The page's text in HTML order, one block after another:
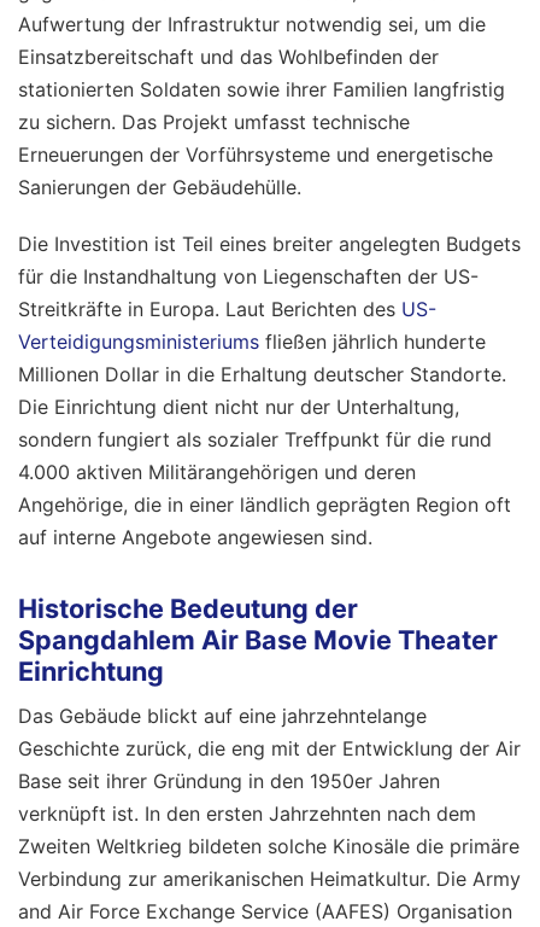
Aufwertung der Infrastruktur notwendig sei, um die
Einsatzbereitschaft und das Wohlbefinden der
stationierten Soldaten sowie ihrer Familien langfristig
zu sichern. Das Projekt umfasst technische
Erneuerungen der Vorführsysteme und energetische
Sanierungen der Gebäudehülle.
Die Investition ist Teil eines breiter angelegten Budgets
für die Instandhaltung von Liegenschaften der US-
Streitkräfte in Europa. Laut Berichten des US-
Verteidigungsministeriums fließen jährlich hunderte
Millionen Dollar in die Erhaltung deutscher Standorte.
Die Einrichtung dient nicht nur der Unterhaltung,
sondern fungiert als sozialer Treffpunkt für die rund
4.000 aktiven Militärangehörigen und deren
Angehörige, die in einer ländlich geprägten Region oft
auf interne Angebote angewiesen sind.
Historische Bedeutung der
Spangdahlem Air Base Movie Theater
Einrichtung
Das Gebäude blickt auf eine jahrzehntelange
Geschichte zurück, die eng mit der Entwicklung der Air
Base seit ihrer Gründung in den 1950er Jahren
verknüpft ist. In den ersten Jahrzehnten nach dem
Zweiten Weltkrieg bildeten solche Kinosäle die primäre
Verbindung zur amerikanischen Heimatkultur. Die Army
and Air Force Exchange Service (AAFES) Organisation